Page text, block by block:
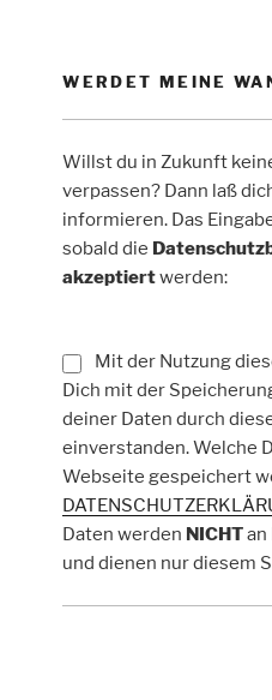
WERDET MEINE
Willst du in Zukunft
verpassen? Dann laß
informieren. Das
sobald die
akzeptiertwerden:
Mit der Nutzung
Dich mit der
deiner Daten durch
einverstanden. Welche
Webseite gespeichert
Daten werden NICHT
und dienen nur diesem